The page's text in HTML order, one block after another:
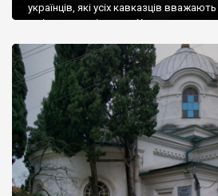
українців, які усіх кавказців
є відданими вірянами Христа